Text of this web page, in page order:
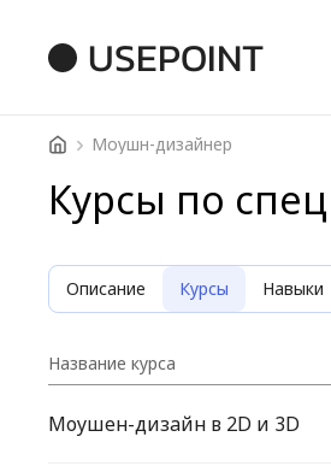
USEPOINT
Моушн-дизайнер
Курсы по
Описание Курсы Навыки
Название курса
Моушен-дизайн в 2D и 3D